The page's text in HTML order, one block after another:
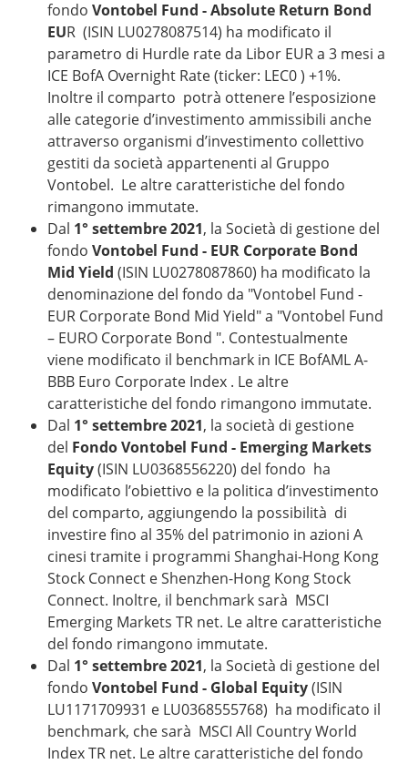
fondo Vontobel Fund - Absolute Return Bond
EUR (ISIN LU0278087514) ha modificato il
parametro di Hurdle rate da Libor EUR a 3 mesi a
ICE BofA Overnight Rate (ticker: LEC0 ) +1%.
Inoltre il comparto potrà ottenere l’esposizione
alle categorie d’investimento ammissibili anche
attraverso organismi d’investimento collettivo
gestiti da società appartenenti al Gruppo
Vontobel. Le altre caratteristiche del fondo
rimangono immutate.
Dal 1° settembre 2021, la Società di gestione del
fondo Vontobel Fund - EUR Corporate Bond
Mid Yield (ISIN LU0278087860) ha modificato la
denominazione del fondo da "Vontobel Fund -
EUR Corporate Bond Mid Yield" a "Vontobel Fund
– EURO Corporate Bond ". Contestualmente
viene modificato il benchmark in ICE BofAML A-
BBB Euro Corporate Index . Le altre
caratteristiche del fondo rimangono immutate.
Dal 1° settembre 2021, la società di gestione
del Fondo Vontobel Fund - Emerging Markets
Equity(ISIN LU0368556220) del fondo ha
modificato l’obiettivo e la politica d’investimento
del comparto, aggiungendo la possibilità di
investire fino al 35% del patrimonio in azioni A
cinesi tramite i programmi Shanghai-Hong Kong
Stock Connect e Shenzhen-Hong Kong Stock
Connect. Inoltre, il benchmark sarà MSCI
Emerging Markets TR net. Le altre caratteristiche
del fondo rimangono immutate.
Dal 1° settembre 2021, la Società di gestione del
fondo Vontobel Fund - Global Equity(ISIN
LU1171709931 e LU0368555768) ha modificato il
benchmark, che sarà MSCI All Country World
Index TR net. Le altre caratteristiche del fondo